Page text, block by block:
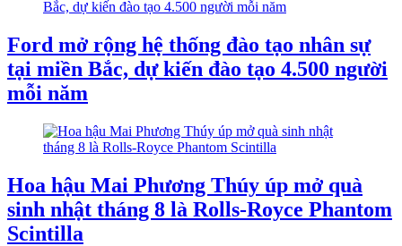
Ford mở rộng hệ thống đào tạo nhân sự
tại miền Bắc, dự kiến đào tạo 4.500 người
mỗi năm
Hoa hậu Mai Phương Thúy úp mở quà
sinh nhật tháng 8 là Rolls-Royce Phantom
Scintilla